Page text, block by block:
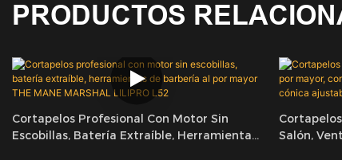
PRODUCTOS
Cortapelos Profesional Con Motor Sin
Escobillas, Batería Extraíble, Herramientas
Salón,